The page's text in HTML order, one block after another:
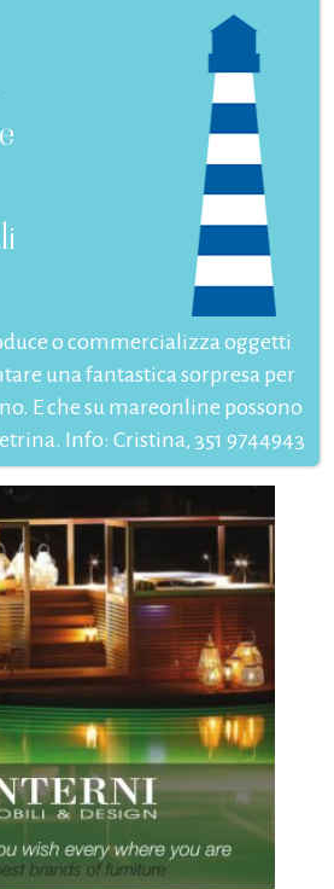
o commercializza oggetti
una fantastica sorpresa per
E che su mareonline possono
Info: Cristina, 351 9744943